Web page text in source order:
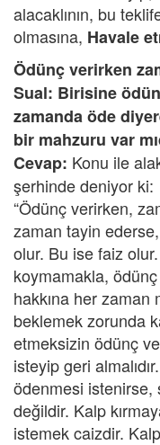
alacaklının, bu
olmasına, Havale
Ödünç verirken
Sual: Birisine
zamanda öde
bir mahzuru var
Cevap: Konu ile
şerhinde deniyor ki:
“Ödünç verirken,
zaman tayin
olur. Bu ise faiz
koymamakla,
hakkına her zaman
beklemek zorunda
etmeksizin ödünç
isteyip geri
ödenmesi istenirse,
değildir. Kalp
istemek caizdir.